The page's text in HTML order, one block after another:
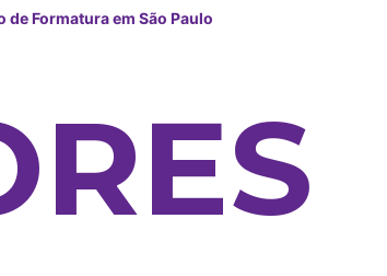
Formatura em São Paulo